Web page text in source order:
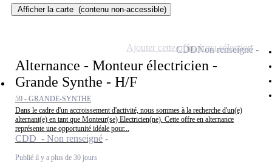
Afficher la carte (contenu non-accessible)
Alternance - Monteur électricien -
Grande Synthe - H/F
59 - GRANDE-SYNTHE
Dans le cadre d'un accroissement d'activité, nous sommes à la recherche d'un(e)
alternant(e) en tant que Monteur(se) Electricien(ne). Cette offre en alternance
représente une opportunité idéale pour...
CDD - Non renseigné
Publié il y a plus de 30 jours
CDDNon renseigné
Ajouter cette offre à ma sélection